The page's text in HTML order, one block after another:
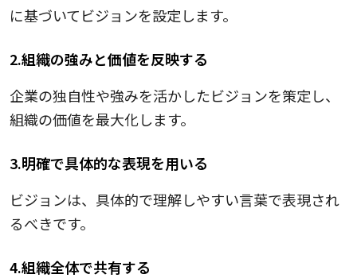
に基づいてビジョンを設定します。
2.組織の強みと価値を反映する
企業の独自性や強みを活かしたビジョンを策定し、
組織の価値を最大化します。
3.明確で具体的な表現を用いる
ビジョンは、具体的で理解しやすい言葉で表現され
るべきです。
4.組織全体で共有する